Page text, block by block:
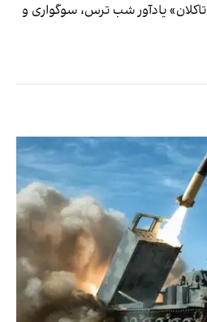
یادآور شب ترس، سوگواری و